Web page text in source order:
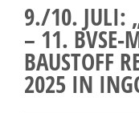
9./10. JULI:
– 11. BVSE-
BAUSTOFF
2025 IN